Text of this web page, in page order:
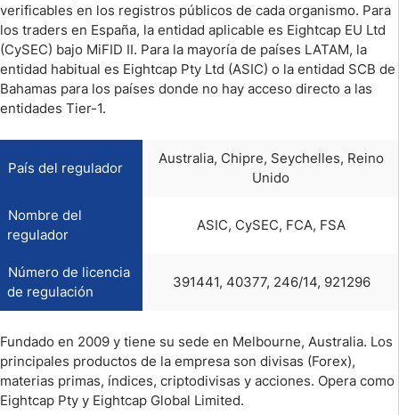
verificables en los registros públicos de cada organismo. Para
los traders en España, la entidad aplicable es Eightcap EU Ltd
(CySEC) bajo MiFID II. Para la mayoría de países LATAM, la
entidad habitual es Eightcap Pty Ltd (ASIC) o la entidad SCB de
Bahamas para los países donde no hay acceso directo a las
entidades Tier-1.
País del regulador
Australia, Chipre, Seychelles, Reino
Unido
Nombre del
regulador
ASIC, CySEC, FCA, FSA
Número de licencia
de regulación
391441, 40377, 246/14, 921296
Fundado en 2009 y tiene su sede en Melbourne, Australia. Los
principales productos de la empresa son divisas (Forex),
materias primas, índices, criptodivisas y acciones. Opera como
Eightcap Pty y Eightcap Global Limited.